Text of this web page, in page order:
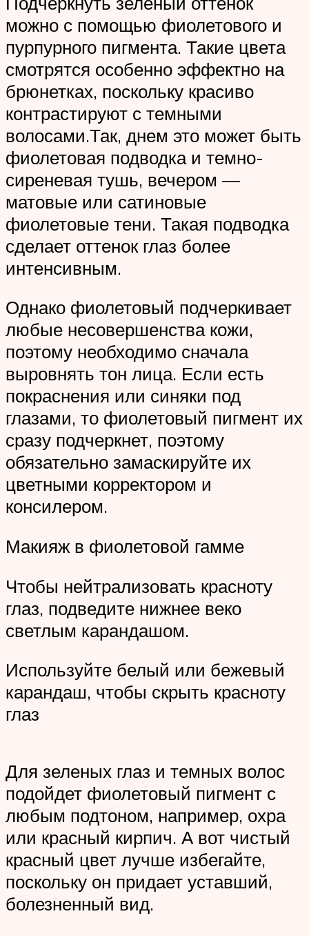
можно с помощью фиолетового и
пурпурного пигмента. Такие цвета
смотрятся особенно эффектно на
брюнетках, поскольку красиво
контрастируют с темными
волосами.Так, днем это может быть
фиолетовая подводка и темно-
сиреневая тушь, вечером —
матовые или сатиновые
фиолетовые тени. Такая подводка
сделает оттенок глаз более
интенсивным.
Однако фиолетовый подчеркивает
любые несовершенства кожи,
поэтому необходимо сначала
выровнять тон лица. Если есть
покраснения или синяки под
глазами, то фиолетовый пигмент их
сразу подчеркнет, поэтому
обязательно замаскируйте их
цветными корректором и
консилером.
Макияж в фиолетовой гамме
Чтобы нейтрализовать красноту
глаз, подведите нижнее веко
светлым карандашом.
Используйте белый или бежевый
карандаш, чтобы скрыть красноту
глаз
Для зеленых глаз и темных волос
подойдет фиолетовый пигмент с
любым подтоном, например, охра
или красный кирпич. А вот чистый
красный цвет лучше избегайте,
поскольку он придает уставший,
болезненный вид.